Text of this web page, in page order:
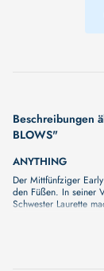
Beschreibungen
BLOWS"
ANYTHING
Der Mittfünfziger
den Füßen. In seiner
Schwester Laurette
wohnen, aber er
Wohnung in